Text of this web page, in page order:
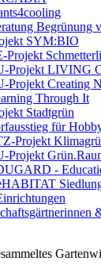
Begrünung
SYM:BIO
Projekt
Projekt LIVING
Projekt Creating
Through It
Stadtgrün
für
Projekt
Projekt
-